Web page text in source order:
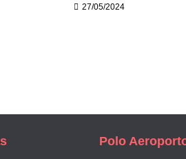
27/05/2024
Polo